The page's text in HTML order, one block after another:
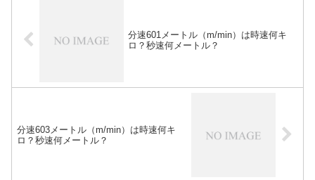
分速601メートル（m/min）は時速何キ
ロ？秒速何メートル？
分速603メートル（m/min）は時速何キ
ロ？秒速何メートル？